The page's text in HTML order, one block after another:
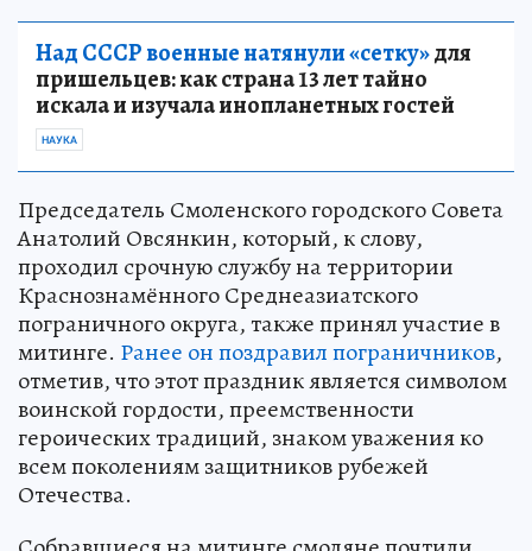
Над СССР военные натянули «сетку»для
пришельцев: как страна 13 лет тайно
искала и изучала инопланетных гостей
НАУКА
Председатель Смоленского городского Совета
Анатолий Овсянкин, который, к слову,
проходил срочную службу на территории
Краснознамённого Среднеазиатского
пограничного округа, также принял участие в
митинге. Ранее он поздравил пограничников,
отметив, что этот праздник является символом
воинской гордости, преемственности
героических традиций, знаком уважения ко
всем поколениям защитников рубежей
Отечества.